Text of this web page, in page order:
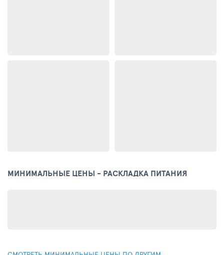
МИНИМАЛЬНЫЕ ЦЕНЫ - РАСКЛАДКА ПИТАНИЯ